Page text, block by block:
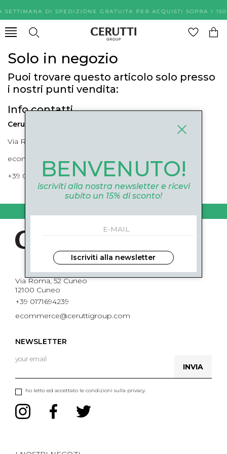
SETTIMANA DI SPEDIZIONE GRATUITA PER ACQUISTI
Solo in negozio
Puoi trovare questo articolo solo presso
i nostri punti vendita:
Info contatti
Cerutti Boutique
Via Roma, 52 Cuneo 12100 Cuneo
ecommerce@ceruttigroup.com
+39 0171694239
Via Roma, 52 Cuneo
12100 Cuneo
+39 0171694239
ecommerce@ceruttigroup.com
NEWSLETTER
ho letto ed accettato le condizioni sulla privacy.
INVIA
BENVENUTO!
iscriviti alla nostra newsletter e ricevi
subito un 15% di sconto!
Iscriviti alla newsletter